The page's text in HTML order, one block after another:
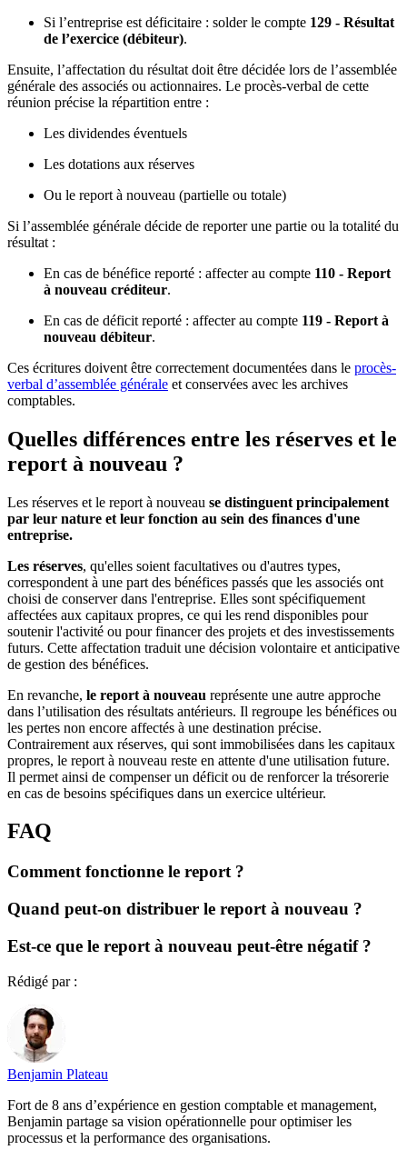
Si l’entreprise est déficitaire : solder le compte 129 - Résultat
de l’exercice (débiteur).
Ensuite, l’affectation du résultat doit être décidée lors de l’assemblée
générale des associés ou actionnaires. Le procès-verbal de cette
réunion précise la répartition entre :
Les dividendes éventuels
Les dotations aux réserves
Ou le report à nouveau (partielle ou totale)
Si l’assemblée générale décide de reporter une partie ou la totalité du
résultat :
En cas de bénéfice reporté : affecter au compte 110 - Report
à nouveau créditeur.
En cas de déficit reporté : affecter au compte 119 - Report à
nouveau débiteur.
Ces écritures doivent être correctement documentées dans le procès-
verbal d’assemblée générale et conservées avec les archives
comptables.
Quelles différences entre les réserves et le
report à nouveau ?
Les réserves et le report à nouveau se distinguent principalement
par leur nature et leur fonction au sein des finances d'une
entreprise.
Les réserves, qu'elles soient facultatives ou d'autres types,
correspondent à une part des bénéfices passés que les associés ont
choisi de conserver dans l'entreprise. Elles sont spécifiquement
affectées aux capitaux propres, ce qui les rend disponibles pour
soutenir l'activité ou pour financer des projets et des investissements
futurs. Cette affectation traduit une décision volontaire et anticipative
de gestion des bénéfices.
En revanche, le report à nouveau représente une autre approche
dans l’utilisation des résultats antérieurs. Il regroupe les bénéfices ou
les pertes non encore affectés à une destination précise.
Contrairement aux réserves, qui sont immobilisées dans les capitaux
propres, le report à nouveau reste en attente d'une utilisation future.
Il permet ainsi de compenser un déficit ou de renforcer la trésorerie
en cas de besoins spécifiques dans un exercice ultérieur.
FAQ
Comment fonctionne le report ?
Quand peut-on distribuer le report à nouveau ?
Est-ce que le report à nouveau peut-être négatif ?
Rédigé par :
Benjamin Plateau
Fort de 8 ans d’expérience en gestion comptable et management,
Benjamin partage sa vision opérationnelle pour optimiser les
processus et la performance des organisations.